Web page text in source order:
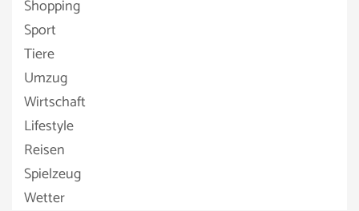
Shopping
Sport
Tiere
Umzug
Wirtschaft
Lifestyle
Reisen
Spielzeug
Wetter